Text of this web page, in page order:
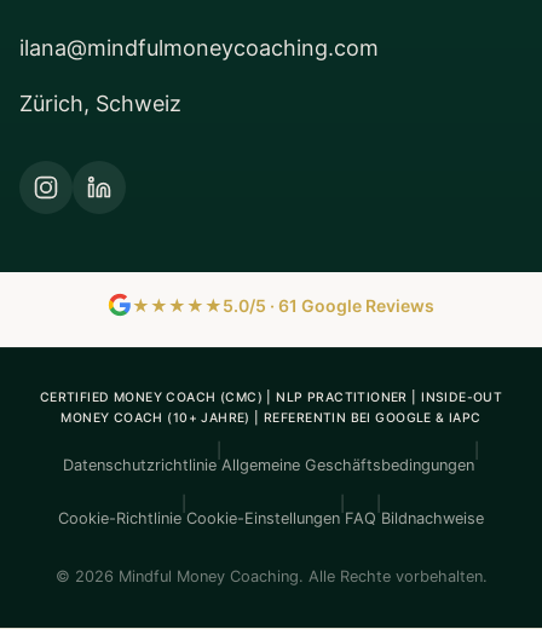
ilana@mindfulmoneycoaching.com
Zürich, Schweiz
★★★★★5.0/5 · 61 Google Reviews
CERTIFIED MONEY COACH (CMC) | NLP PRACTITIONER | INSIDE-OUT
MONEY COACH (10+ JAHRE) | REFERENTIN BEI GOOGLE & IAPC
Datenschutzrichtlinie Allgemeine Geschäftsbedingungen
Cookie-Richtlinie Cookie-Einstellungen FAQ Bildnachweise
© 2026 Mindful Money Coaching. Alle Rechte vorbehalten.